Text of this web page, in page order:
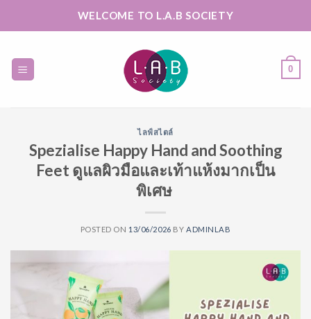
WELCOME TO L.A.B SOCIETY
0
ไลฟ์สไตล์
Spezialise Happy Hand and Soothing
Feet ดูแลผิวมือและเท้าแห้งมากเป็น
พิเศษ
POSTED ON 13/06/2026 BY ADMINLAB